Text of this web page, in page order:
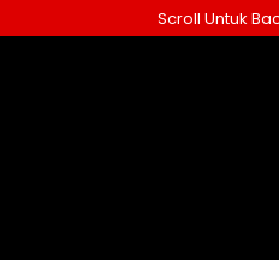
ke
Scroll Untuk